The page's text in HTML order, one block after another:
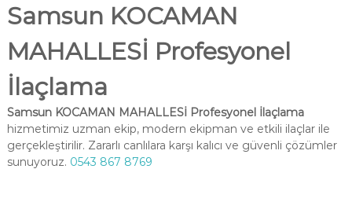
Samsun KOCAMAN
MAHALLESİ Profesyonel
İlaçlama
Samsun KOCAMAN MAHALLESİ Profesyonel İlaçlama
hizmetimiz uzman ekip, modern ekipman ve etkili ilaçlar ile
gerçekleştirilir. Zararlı canlılara karşı kalıcı ve güvenli çözümler
sunuyoruz. 0543 867 8769